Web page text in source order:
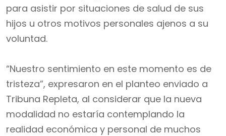
para asistir por situaciones de salud de sus
hijos u otros motivos personales ajenos a su
voluntad.
“Nuestro sentimiento en este momento es de
tristeza”, expresaron en el planteo enviado a
Tribuna Repleta, al considerar que la nueva
modalidad no estaría contemplando la
realidad económica y personal de muchos